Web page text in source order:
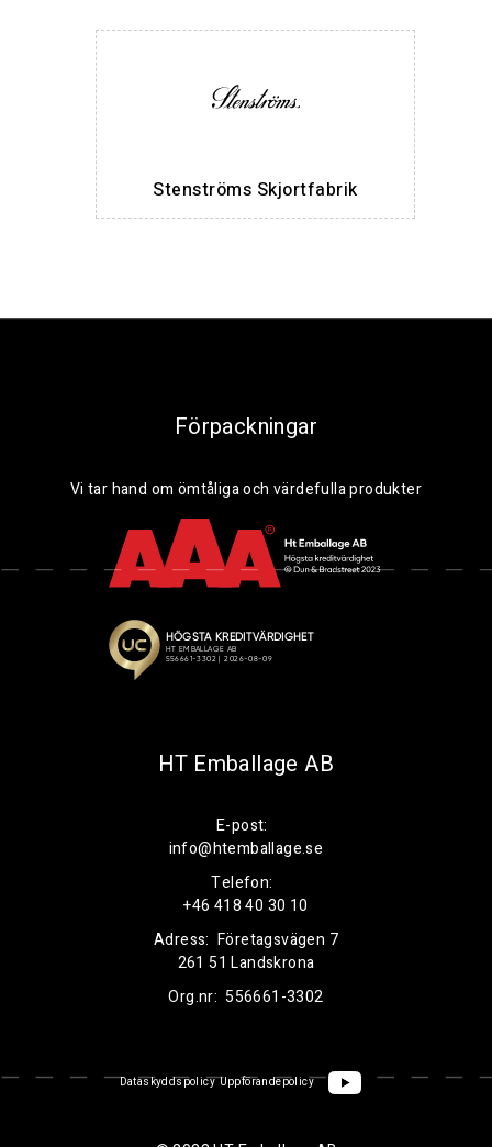
Stenströms Skjortfabrik
Förpackningar
Vi tar hand om ömtåliga och värdefulla produkter
HT Emballage AB
E-post:
info@htemballage.se
Telefon:
+46 418 40 30 10
Adress: Företagsvägen 7
261 51 Landskrona
Org.nr: 556661-3302
Dataskyddspolicy Uppförandepolicy